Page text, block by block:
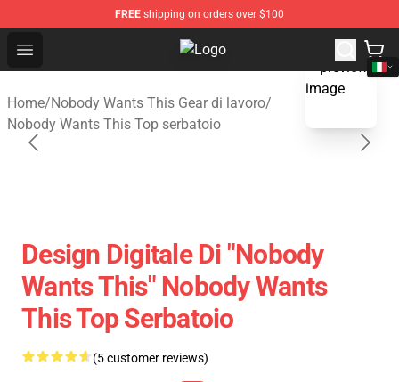
FREE shipping on orders over $100
Open menu Nobody Wants This Shop -
Home/Nobody Wants This Gear di lavoro/
Nobody Wants This Top serbatoio
blank template
Design Digitale Di "Nobody
Wants This" Nobody Wants
This Top Serbatoio
(5 customer reviews)